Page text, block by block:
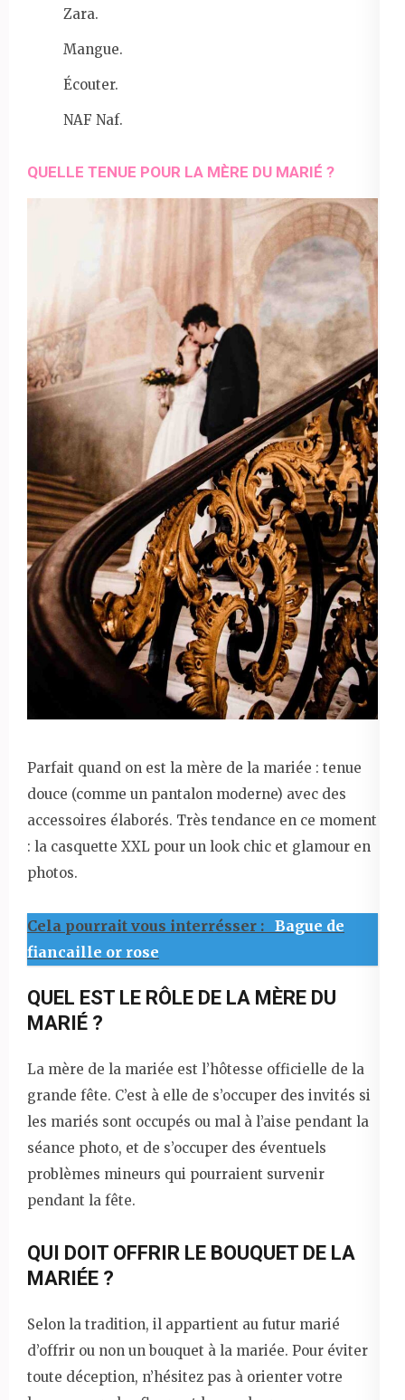
Zara.
Mangue.
Écouter.
NAF Naf.
QUELLE TENUE POUR LA MÈRE DU MARIÉ ?
Parfait quand on est la mère de la mariée : tenue
douce (comme un pantalon moderne) avec des
accessoires élaborés. Très tendance en ce moment
: la casquette XXL pour un look chic et glamour en
photos.
Cela pourrait vous interrésser : Bague de
fiancaille or rose
QUEL EST LE RÔLE DE LA MÈRE DU
MARIÉ ?
La mère de la mariée est l’hôtesse officielle de la
grande fête. C’est à elle de s’occuper des invités si
les mariés sont occupés ou mal à l’aise pendant la
séance photo, et de s’occuper des éventuels
problèmes mineurs qui pourraient survenir
pendant la fête.
QUI DOIT OFFRIR LE BOUQUET DE LA
MARIÉE ?
Selon la tradition, il appartient au futur marié
d’offrir ou non un bouquet à la mariée. Pour éviter
toute déception, n’hésitez pas à orienter votre